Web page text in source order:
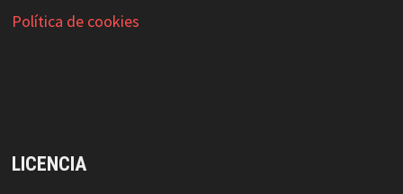
Política de cookies
LICENCIA